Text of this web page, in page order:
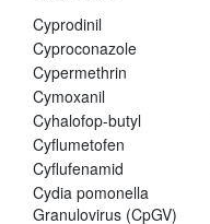
Cyprodinil
Cyproconazole
Cypermethrin
Cymoxanil
Cyhalofop-butyl
Cyflumetofen
Cyflufenamid
Cydia pomonella
Granulovirus (CpGV)